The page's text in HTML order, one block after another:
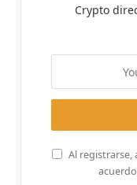
Crypto
Al registrarse,